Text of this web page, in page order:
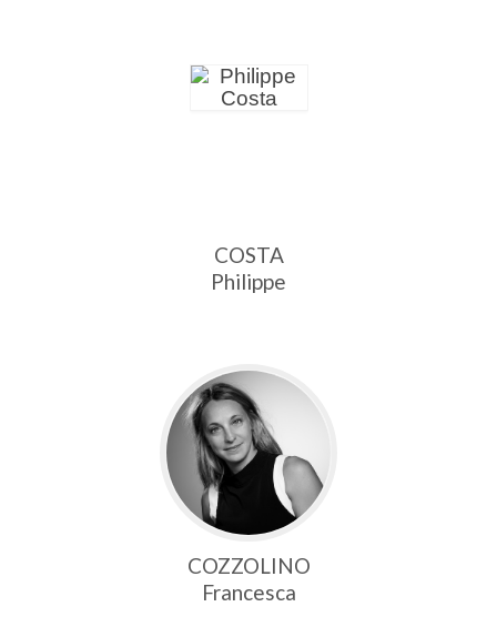
COSTA
Philippe
COZZOLINO
Francesca